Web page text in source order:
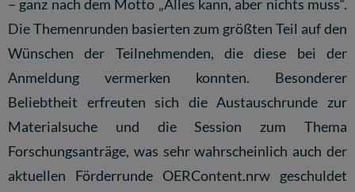
– ganz nach dem Motto „Alles kann, aber nichts muss“.
Die Themenrunden basierten zum größten Teil auf den
Wünschen der Teilnehmenden, die diese bei der
Anmeldung vermerken konnten. Besonderer
Beliebtheit erfreuten sich die Austauschrunde zur
Materialsuche und die Session zum Thema
Forschungsanträge, was sehr wahrscheinlich auch der
aktuellen Förderrunde OERContent.nrw geschuldet